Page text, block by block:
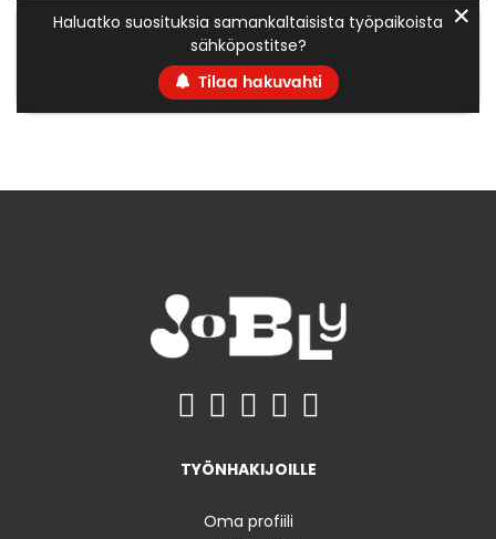
Haluatko suosituksia samankaltaisista työpaikoista
sähköpostitse?
Tilaa hakuvahti
✕
TYÖNHAKIJOILLE
Oma profiili